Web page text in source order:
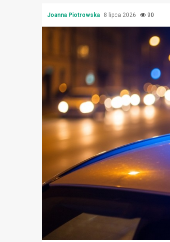
Joanna Piotrowska 8 lipca 2026 90